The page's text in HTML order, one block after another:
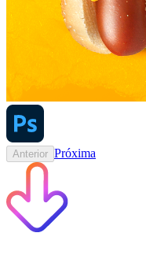
Anterior Próxima